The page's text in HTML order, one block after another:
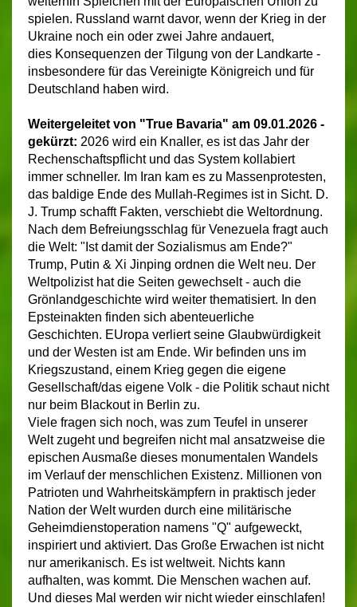
spielen. Russland warnt davor, wenn der Krieg in der
Ukraine noch ein oder zwei Jahre andauert,
dies Konsequenzen der Tilgung von der Landkarte -
insbesondere für das Vereinigte Königreich und für
Deutschland haben wird.
Weitergeleitet von "True Bavaria" am 09.01.2026 -
gekürzt: 2026 wird ein Knaller, es ist das Jahr der
Rechenschaftspflicht und das System kollabiert
immer schneller. Im Iran kam es zu Massenprotesten,
das baldige Ende des Mullah-Regimes ist in Sicht. D.
J. Trump schafft Fakten, verschiebt die Weltordnung.
Nach dem Befreiungsschlag für Venezuela fragt auch
die Welt: "Ist damit der Sozialismus am Ende?"
Trump, Putin & Xi Jinping ordnen die Welt neu. Der
Weltpolizist hat die Seiten gewechselt - auch die
Grönlandgeschichte wird weiter thematisiert. In den
Epsteinakten finden sich abenteuerliche
Geschichten. EUropa verliert seine Glaubwürdigkeit
und der Westen ist am Ende. Wir befinden uns im
Kriegszustand, einem Krieg gegen die eigene
Gesellschaft/das eigene Volk - die Politik schaut nicht
nur beim Blackout in Berlin zu.
Viele fragen sich noch, was zum Teufel in unserer
Welt zugeht und begreifen nicht mal ansatzweise die
epischen Ausmaße dieses monumentalen Wandels
im Verlauf der menschlichen Existenz. Millionen von
Patrioten und Wahrheitskämpfern in praktisch jeder
Nation der Welt wurden durch eine militärische
Geheimdienstoperation namens "Q" aufgeweckt,
inspiriert und aktiviert. Das Große Erwachen ist nicht
nur amerikanisch. Es ist weltweit. Nichts kann
aufhalten, was kommt. Die Menschen wachen auf.
Und dieses Mal werden wir nicht wieder einschlafen!